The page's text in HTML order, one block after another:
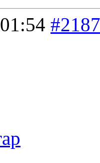
01:54 #2187